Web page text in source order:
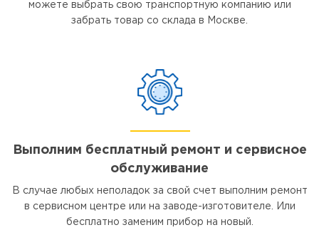
можете выбрать свою транспортную компанию или
забрать товар со склада в Москве.
Выполним бесплатный ремонт и сервисное
обслуживание
В случае любых неполадок за свой счет выполним ремонт
в сервисном центре или на заводе-изготовителе. Или
бесплатно заменим прибор на новый.